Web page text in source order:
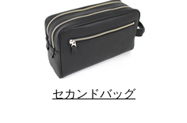
セカンドバッグ